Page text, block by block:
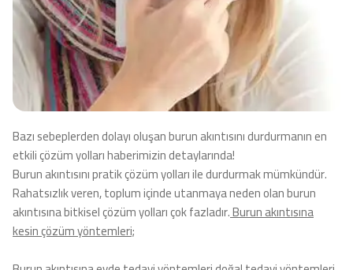
Bazı sebeplerden dolayı oluşan burun akıntısını durdurmanın en
etkili çözüm yolları haberimizin detaylarında!
Burun akıntısını pratik çözüm yolları ile durdurmak mümkündür.
Rahatsızlık veren, toplum içinde utanmaya neden olan burun
akıntısına bitkisel çözüm yolları çok fazladır.Burun akıntısına
kesin çözüm yöntemleri;